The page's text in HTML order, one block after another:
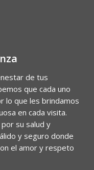
de tus
que cada uno
lo que les brindamos
en cada visita.
su salud y
y seguro donde
el amor y respeto